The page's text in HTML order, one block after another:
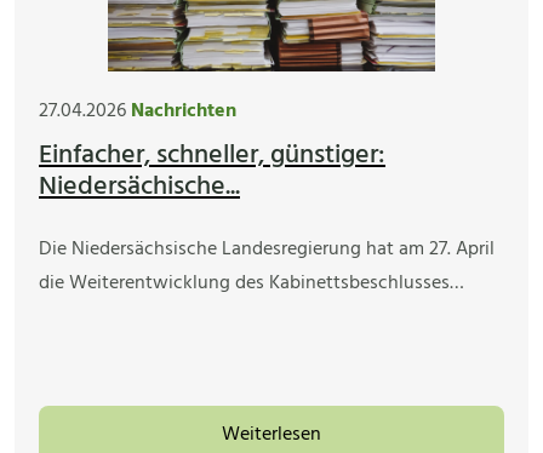
27.04.2026Nachrichten
Einfacher, schneller, günstiger:
Niedersächische...
Die Niedersächsische Landesregierung hat am 27. April
die Weiterentwicklung des Kabinettsbeschlusses…
Weiterlesen